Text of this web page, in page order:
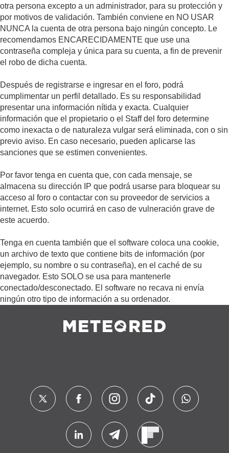
otra persona excepto a un administrador, para su protección y
por motivos de validación. También conviene en NO USAR
NUNCA la cuenta de otra persona bajo ningún concepto. Le
recomendamos ENCARECIDAMENTE que use una
contraseña compleja y única para su cuenta, a fin de prevenir
el robo de dicha cuenta.
Después de registrarse e ingresar en el foro, podrá
cumplimentar un perfil detallado. Es su responsabilidad
presentar una información nítida y exacta. Cualquier
información que el propietario o el Staff del foro determine
como inexacta o de naturaleza vulgar será eliminada, con o sin
previo aviso. En caso necesario, pueden aplicarse las
sanciones que se estimen convenientes.
Por favor tenga en cuenta que, con cada mensaje, se
almacena su dirección IP que podrá usarse para bloquear su
acceso al foro o contactar con su proveedor de servicios a
internet. Esto solo ocurrirá en caso de vulneración grave de
este acuerdo.
Tenga en cuenta también que el software coloca una cookie,
un archivo de texto que contiene bits de información (por
ejemplo, su nombre o su contraseña), en el caché de su
navegador. Esto SOLO se usa para mantenerle
conectado/desconectado. El software no recava ni envía
ningún otro tipo de información a su ordenador.